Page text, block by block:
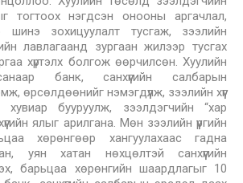
тогтоох нэгдсэн онооны аргачлал,
шинэ зохицуулалт тусгаж, зээлийн
лавлагаанд зургаан жилээр тусгах
хүртэлх болгож өөрчилсөн. Хуулийн
банк, санхүүгийн салбарын
өрсөлдөөнийг нэмэгдүүлж, зээлийн хүүг
хувиар бууруулж, зээлдэгчийн “хар
ялыг арилгана. Мөн зээлийн үүргийн
хөрөнгөөр хангуулахаас гадна
уян хатан нөхцөлтэй санхүүгийн
барьцаа хөрөнгийн шаардлагыг 10